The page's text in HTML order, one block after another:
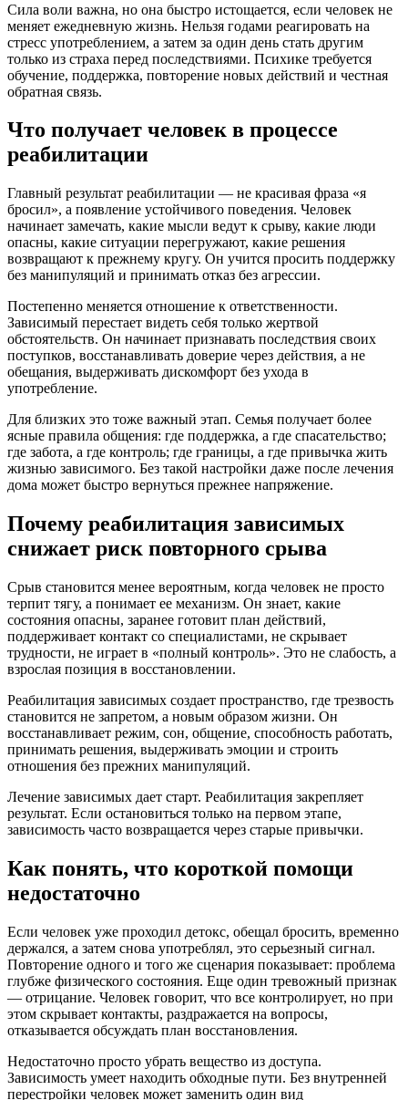
Сила воли важна, но она быстро истощается, если человек не
меняет ежедневную жизнь. Нельзя годами реагировать на
стресс употреблением, а затем за один день стать другим
только из страха перед последствиями. Психике требуется
обучение, поддержка, повторение новых действий и честная
обратная связь.
Что получает человек в процессе
реабилитации
Главный результат реабилитации — не красивая фраза «я
бросил», а появление устойчивого поведения. Человек
начинает замечать, какие мысли ведут к срыву, какие люди
опасны, какие ситуации перегружают, какие решения
возвращают к прежнему кругу. Он учится просить поддержку
без манипуляций и принимать отказ без агрессии.
Постепенно меняется отношение к ответственности.
Зависимый перестает видеть себя только жертвой
обстоятельств. Он начинает признавать последствия своих
поступков, восстанавливать доверие через действия, а не
обещания, выдерживать дискомфорт без ухода в
употребление.
Для близких это тоже важный этап. Семья получает более
ясные правила общения: где поддержка, а где спасательство;
где забота, а где контроль; где границы, а где привычка жить
жизнью зависимого. Без такой настройки даже после лечения
дома может быстро вернуться прежнее напряжение.
Почему реабилитация зависимых
снижает риск повторного срыва
Срыв становится менее вероятным, когда человек не просто
терпит тягу, а понимает ее механизм. Он знает, какие
состояния опасны, заранее готовит план действий,
поддерживает контакт со специалистами, не скрывает
трудности, не играет в «полный контроль». Это не слабость, а
взрослая позиция в восстановлении.
Реабилитация зависимых создает пространство, где трезвость
становится не запретом, а новым образом жизни. Он
восстанавливает режим, сон, общение, способность работать,
принимать решения, выдерживать эмоции и строить
отношения без прежних манипуляций.
Лечение зависимых дает старт. Реабилитация закрепляет
результат. Если остановиться только на первом этапе,
зависимость часто возвращается через старые привычки.
Как понять, что короткой помощи
недостаточно
Если человек уже проходил детокс, обещал бросить, временно
держался, а затем снова употреблял, это серьезный сигнал.
Повторение одного и того же сценария показывает: проблема
глубже физического состояния. Еще один тревожный признак
— отрицание. Человек говорит, что все контролирует, но при
этом скрывает контакты, раздражается на вопросы,
отказывается обсуждать план восстановления.
Недостаточно просто убрать вещество из доступа.
Зависимость умеет находить обходные пути. Без внутренней
перестройки человек может заменить один вид